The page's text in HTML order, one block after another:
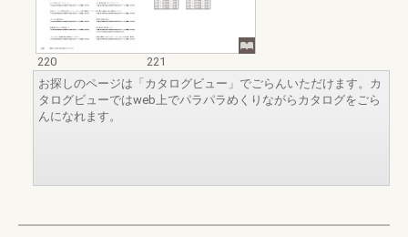
220
221
お探しのページは「カタログビュー」でごらんいただけます。カ
タログビューではweb上でパラパラめくりながらカタログをごら
んになれます。